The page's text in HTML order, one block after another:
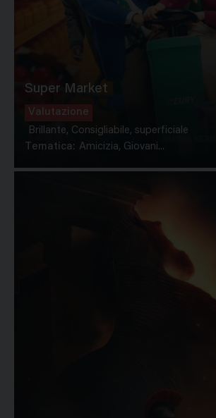
Super Market
Valutazione
Brillante, Consigliabile, superficiale
Tematica: Amicizia, Giovani...